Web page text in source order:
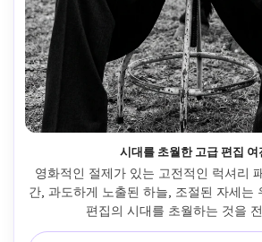
시대를 초월한 고급 편집 여
영화적인 절제가 있는 고전적인 럭셔리
간, 과도하게 노출된 하늘, 조절된 자세는
편집의 시대를 초월하는 것을